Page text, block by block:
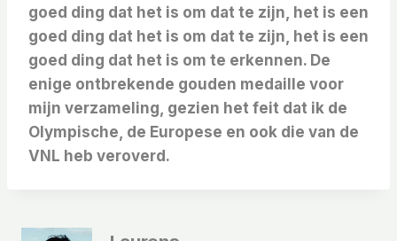
goed ding dat het is om dat te zijn, het is een
goed ding dat het is om dat te zijn, het is een
goed ding dat het is om te erkennen. De
enige ontbrekende gouden medaille voor
mijn verzameling, gezien het feit dat ik de
Olympische, de Europese en ook die van de
VNL heb veroverd.